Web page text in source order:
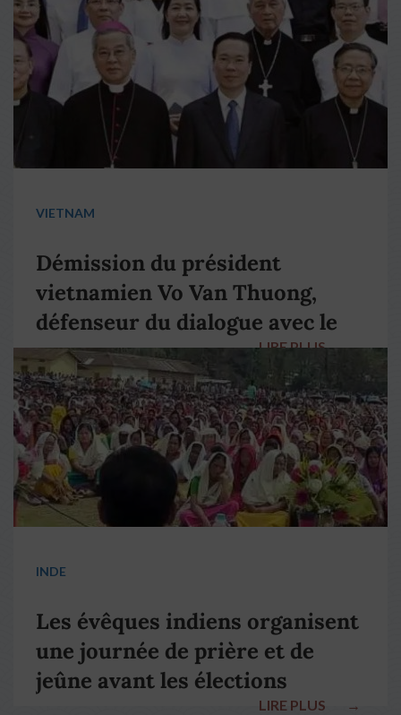
VIETNAM
Démission du président
vietnamien Vo Van Thuong,
défenseur du dialogue avec le
pape François
LIRE PLUS →
INDE
Les évêques indiens organisent
une journée de prière et de
jeûne avant les élections
LIRE PLUS →